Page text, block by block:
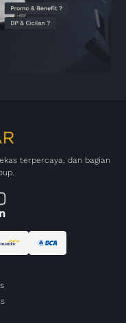
terpercaya, dan bagian